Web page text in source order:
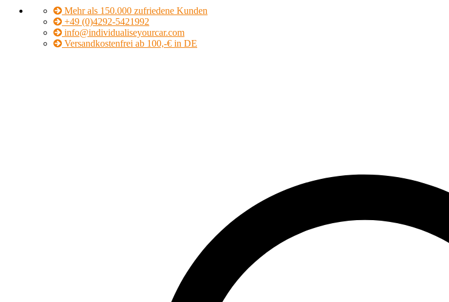
Mehr als 150.000 zufriedene Kunden
+49 (0)4292-5421992
info@individualiseyourcar.com
Versandkostenfrei ab 100,-€ in DE